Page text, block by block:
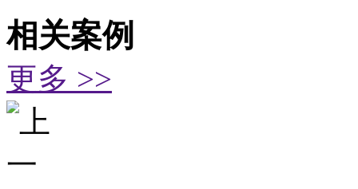
相关案例
更多 >>